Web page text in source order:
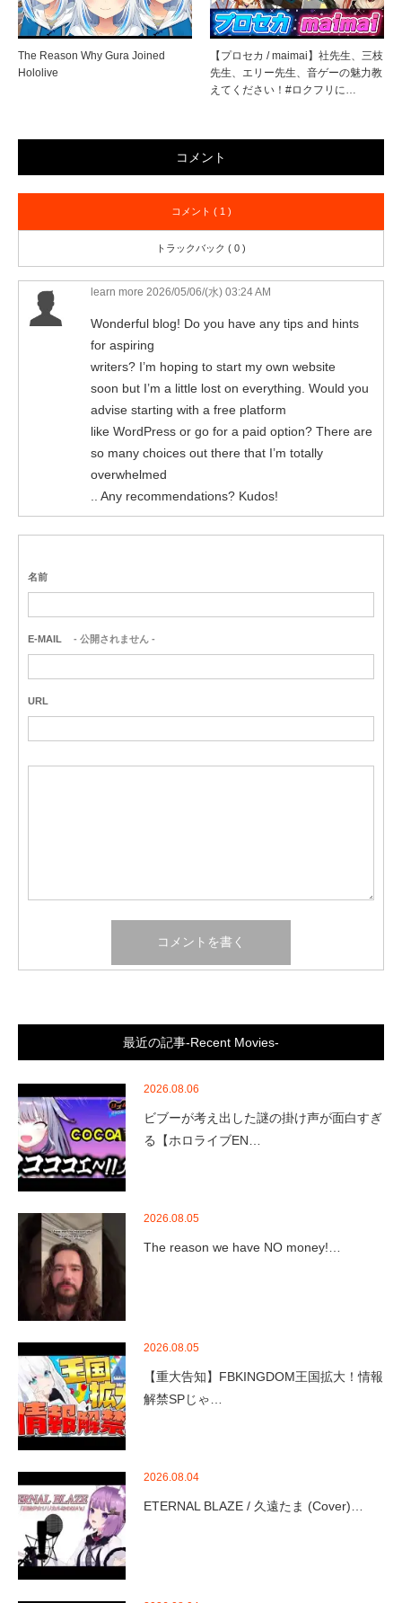
The Reason Why Gura Joined
Hololive
【プロセカ / maimai】社先生、三枝
先生、エリー先生、音ゲーの魅力教
えてください！#ロクフリに…
コメント
コメント ( 1 )
トラックバック ( 0 )
learn more 2026/05/06/(水) 03:24 AM
Wonderful blog! Do you have any tips and hints
for aspiring
writers? I’m hoping to start my own website
soon but I’m a little lost on everything. Would you
advise starting with a free platform
like WordPress or go for a paid option? There are
so many choices out there that I’m totally
overwhelmed
.. Any recommendations? Kudos!
名前
E-MAIL - 公開されません -
URL
最近の記事-Recent Movies-
2026.08.06
ビブーが考え出した謎の掛け声が面白すぎ
る【ホロライブEN…
2026.08.05
The reason we have NO money!…
2026.08.05
【重大告知】FBKINGDOM王国拡大！情報
解禁SPじゃ…
2026.08.04
ETERNAL BLAZE / 久遠たま (Cover)…